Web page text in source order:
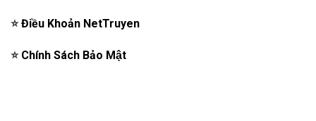
⭐️Điều Khoản NetTruyen
⭐️ Chính Sách Bảo Mật